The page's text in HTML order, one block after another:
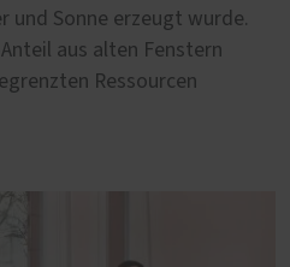
und Sonne erzeugt wurde.
aus alten Fenstern
Ressourcen